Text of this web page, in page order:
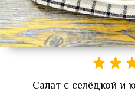
Салат с селёдкой и